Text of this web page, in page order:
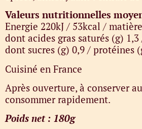
Valeurs nutritionnelles
Energie 220kJ / 53kcal /
dont acides gras saturés (g)
dont sucres (g) 0,9 / protéines
Cuisiné en France
Après ouverture, à conserver
consommer rapidement.
Poids net : 180g